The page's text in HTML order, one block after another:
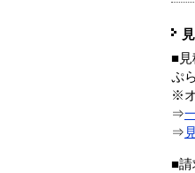
■見
ぷ
※
⇒
⇒
■請